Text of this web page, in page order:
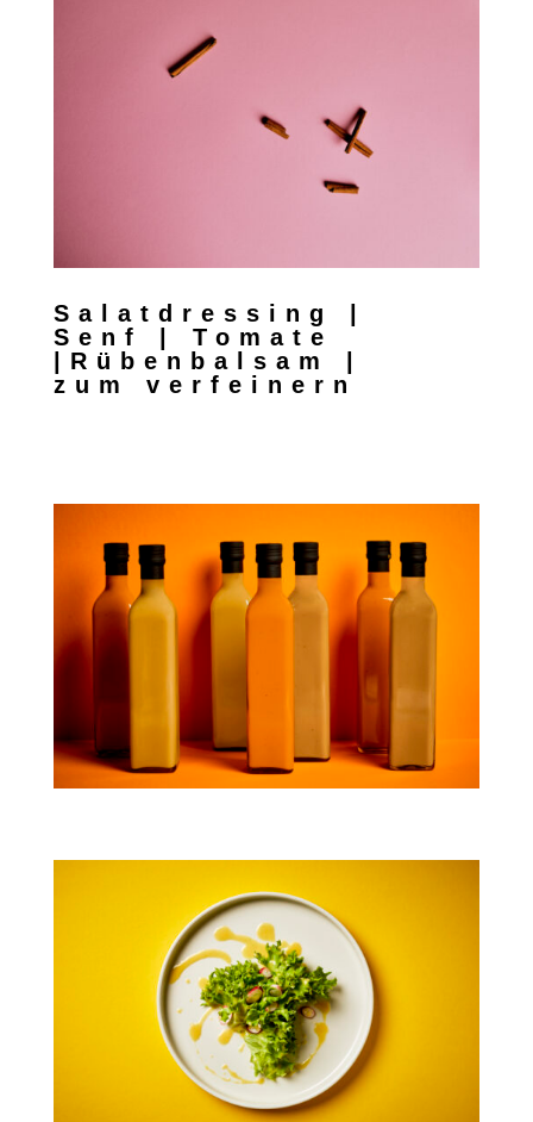
Salatdressing |
Senf | Tomate
|Rübenbalsam |
zum verfeinern